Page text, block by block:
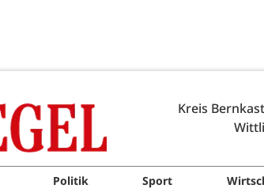
Kreis
Politik Sport